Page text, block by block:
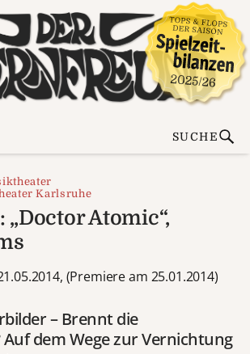
SUCHE
Karlsruhe
Atomic“,
(Premiere am 25.01.2014)
– Brennt die
dem Wege zur Vernichtung